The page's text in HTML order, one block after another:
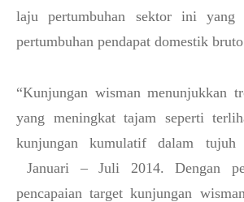
laju pertumbuhan sektor ini yang
pertumbuhan pendapat domestik
“Kunjungan wisman menunjukkan
yang meningkat tajam seperti
kunjungan kumulatif dalam
Januari – Juli 2014. Dengan
pencapaian target kunjungan